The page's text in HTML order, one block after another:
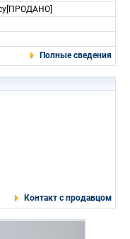
Полные сведения
Контакт с продавцом